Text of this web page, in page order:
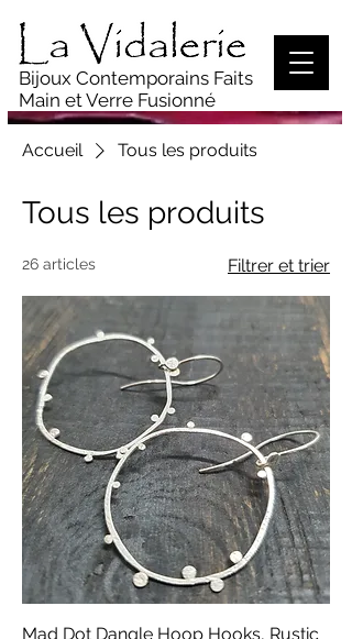
Bijoux Contemporains Faits
Main et Verre Fusionné
Accueil Tous les produits
Tous les produits
26 articles Filtrer et trier
Mad Dot Dangle Hoop Hooks, Rustic